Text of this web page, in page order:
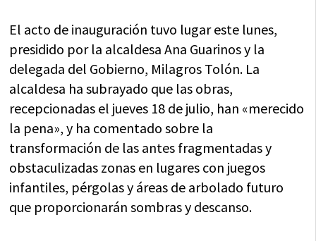
El acto de inauguración tuvo lugar este lunes,
presidido por la alcaldesa Ana Guarinos y la
delegada del Gobierno, Milagros Tolón. La
alcaldesa ha subrayado que las obras,
recepcionadas el jueves 18 de julio, han «merecido
la pena», y ha comentado sobre la
transformación de las antes fragmentadas y
obstaculizadas zonas en lugares con juegos
infantiles, pérgolas y áreas de arbolado futuro
que proporcionarán sombras y descanso.